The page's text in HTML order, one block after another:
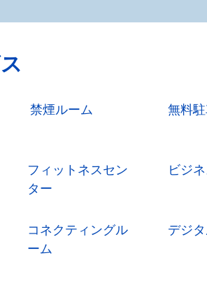
禁煙ルーム 無料
フィットネスセン
ター
ビジ
コネクティングル
ーム
デジ